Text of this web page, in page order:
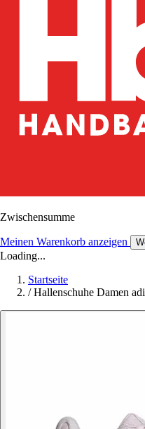
Zwischensumme
Meinen Warenkorb anzeigen
Loading...
Startseite
/ Hallenschuhe Damen